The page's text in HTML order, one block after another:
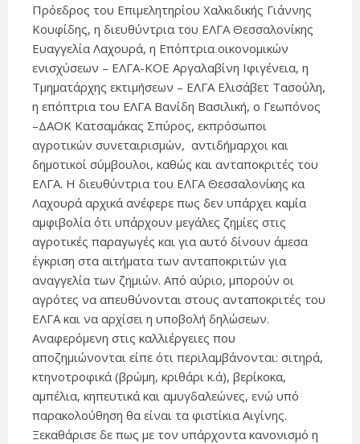
Πρόεδρος του Επιμελητηρίου Χαλκιδικής Γιάννης
Κουφίδης, η διευθύντρια του ΕΛΓΑ Θεσσαλονίκης
Ευαγγελία Λαχουρά, η Επόπτρια οικονομικών
ενισχύσεων – ΕΛΓΑ-ΚΟΕ Αργαλαβίνη Ιφιγένεια, η
Τμηματάρχης εκτιμήσεων – ΕΛΓΑ Ελισάβετ Τασούλη,
η επόπτρια του ΕΛΓΑ Βανίδη Βασιλική, ο Γεωπόνος
–ΔΑΟΚ Κατσαμάκας Σπύρος, εκπρόσωποι
αγροτικών συνεταιρισμών, αντιδήμαρχοι και
δημοτικοί σύμβουλοι, καθώς και ανταποκριτές του
ΕΛΓΑ. Η διευθύντρια του ΕΛΓΑ Θεσσαλονίκης κα
Λαχουρά αρχικά ανέφερε πως δεν υπάρχει καμία
αμφιβολία ότι υπάρχουν μεγάλες ζημίες στις
αγροτικές παραγωγές και για αυτό δίνουν άμεσα
έγκριση στα αιτήματα των ανταποκριτών για
αναγγελία των ζημιών. Από αύριο, μπορούν οι
αγρότες να απευθύνονται στους ανταποκριτές του
ΕΛΓΑ και να αρχίσει η υποβολή δηλώσεων.
Αναφερόμενη στις καλλιέργειες που
αποζημιώνονται είπε ότι περιλαμβάνονται: σιτηρά,
κτηνοτροφικά (βρώμη, κριθάρι κ.ά), βερίκοκα,
αμπέλια, κηπευτικά και αμυγδαλεώνες, ενώ υπό
παρακολούθηση θα είναι τα φιστίκια Αιγίνης.
Ξεκαθάρισε δε πως με τον υπάρχοντα κανονισμό η